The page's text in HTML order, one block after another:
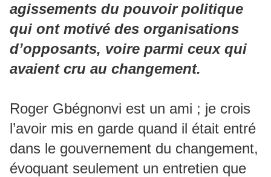
agissements du pouvoir politique
qui ont motivé des organisations
d’opposants, voire parmi ceux qui
avaient cru au changement.
Roger Gbégnonvi est un ami ; je crois
l’avoir mis en garde quand il était entré
dans le gouvernement du changement,
évoquant seulement un entretien que